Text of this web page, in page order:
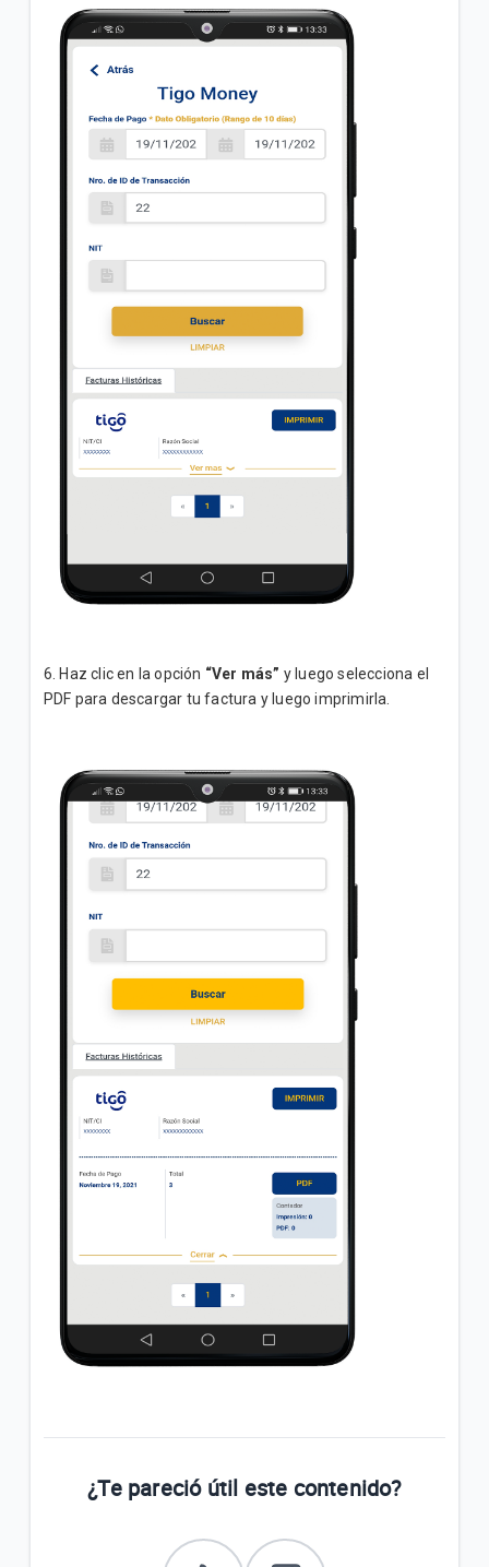
6. Haz clic en la opción “Ver más” y luego selecciona el
PDF para descargar tu factura y luego imprimirla.
¿Te pareció útil este contenido?